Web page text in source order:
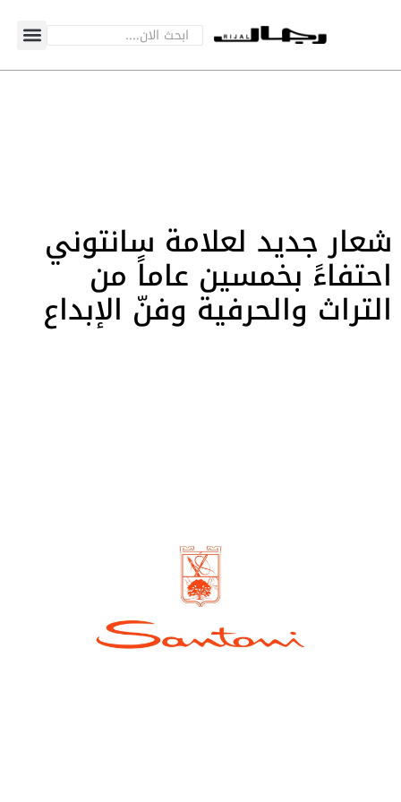
شعار جديد لعلامة سانتوني
احتفاءً بخمسين عاماً من
التراث والحرفية وفنّ الإبداع